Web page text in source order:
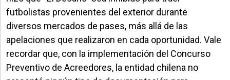
futbolistas provenientes del exterior durante
diversos mercados de pases, más allá de las
apelaciones que realizaron en cada oportunidad. Vale
recordar que, con la implementación del Concurso
Preventivo de Acreedores, la entidad chilena no